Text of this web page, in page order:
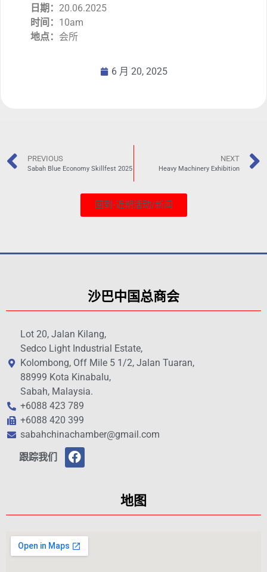
日期： 20.06.2025
时间： 10am
地点： 会所
6 月 20, 2025
PREVIOUS
Sabah Blue Economy Skillfest 2025
NEXT
Heavy Machinery Exhibition
回到-近期活动/新闻
沙巴中国总商会
Lot 20, Jalan Kilang,
Sedco Light Industrial Estate,
Kolombong, Off Mile 5 1/2, Jalan Tuaran,
88999 Kota Kinabalu,
Sabah, Malaysia.
+6088 423 789
+6088 420 399
sabahchinachamber@gmail.com
跟踪我们
地图